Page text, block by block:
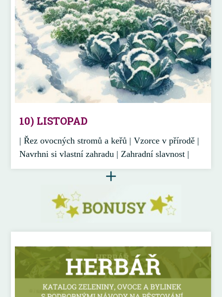
10) LISTOPAD
| Řez ovocných stromů a keřů | Vzorce v přírodě |
Navrhni si vlastní zahradu | Zahradní slavnost |